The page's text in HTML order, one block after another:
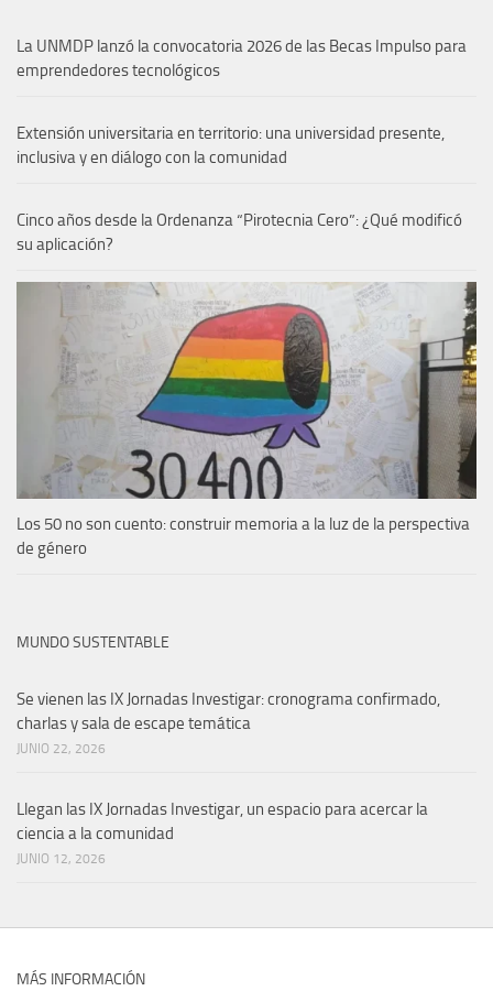
La UNMDP lanzó la convocatoria 2026 de las Becas Impulso para
emprendedores tecnológicos
Extensión universitaria en territorio: una universidad presente,
inclusiva y en diálogo con la comunidad
Cinco años desde la Ordenanza “Pirotecnia Cero”: ¿Qué modificó
su aplicación?
Los 50 no son cuento: construir memoria a la luz de la perspectiva
de género
MUNDO SUSTENTABLE
Se vienen las IX Jornadas Investigar: cronograma confirmado,
charlas y sala de escape temática
JUNIO 22, 2026
Llegan las IX Jornadas Investigar, un espacio para acercar la
ciencia a la comunidad
JUNIO 12, 2026
MÁS INFORMACIÓN